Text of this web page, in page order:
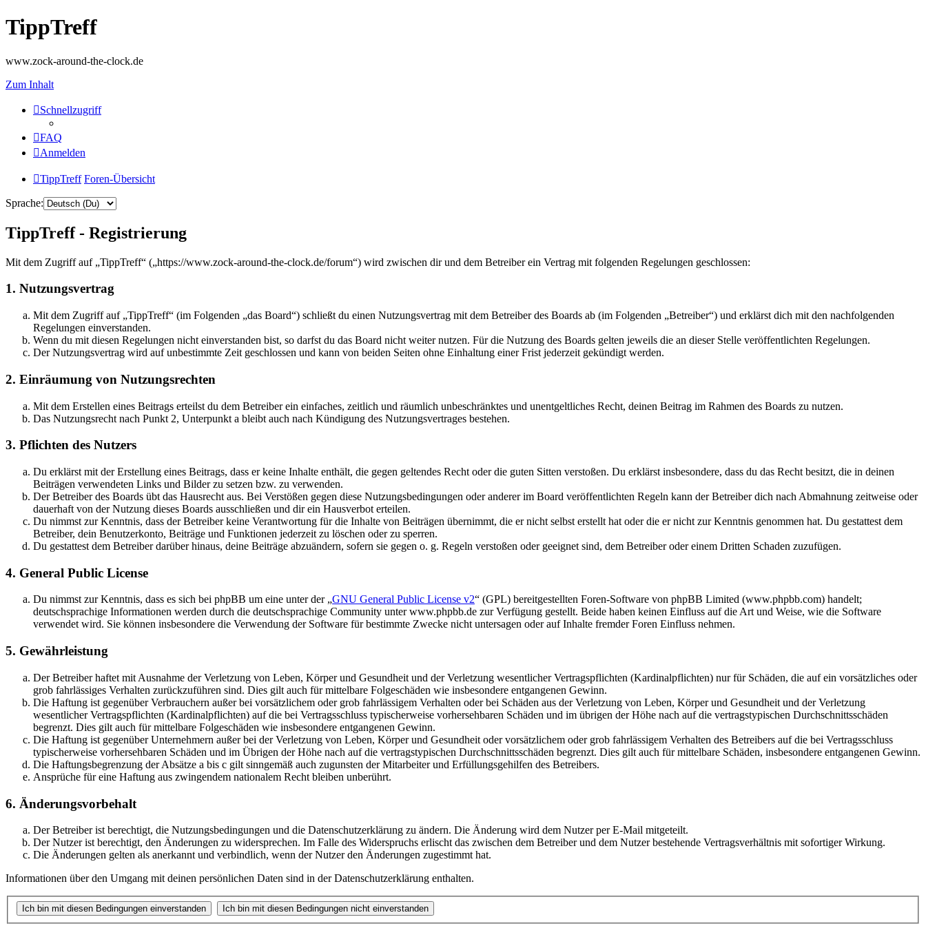
TippTreff
www.zock-around-the-clock.de
Zum Inhalt
Schnellzugriff
FAQ
Anmelden
TippTreff Foren-Übersicht
Sprache:
TippTreff - Registrierung
Mit dem Zugriff auf „TippTreff“ („https://www.zock-around-the-clock.de/forum“) wird zwischen dir und dem Betreiber ein Vertrag mit folgenden Regelungen geschlossen:
1. Nutzungsvertrag
Mit dem Zugriff auf „TippTreff“ (im Folgenden „das Board“) schließt du einen Nutzungsvertrag mit dem Betreiber des Boards ab (im Folgenden „Betreiber“) und erklärst dich mit den nachfolgenden
Regelungen einverstanden.
Wenn du mit diesen Regelungen nicht einverstanden bist, so darfst du das Board nicht weiter nutzen. Für die Nutzung des Boards gelten jeweils die an dieser Stelle veröffentlichten Regelungen.
Der Nutzungsvertrag wird auf unbestimmte Zeit geschlossen und kann von beiden Seiten ohne Einhaltung einer Frist jederzeit gekündigt werden.
2. Einräumung von Nutzungsrechten
Mit dem Erstellen eines Beitrags erteilst du dem Betreiber ein einfaches, zeitlich und räumlich unbeschränktes und unentgeltliches Recht, deinen Beitrag im Rahmen des Boards zu nutzen.
Das Nutzungsrecht nach Punkt 2, Unterpunkt a bleibt auch nach Kündigung des Nutzungsvertrages bestehen.
3. Pflichten des Nutzers
Du erklärst mit der Erstellung eines Beitrags, dass er keine Inhalte enthält, die gegen geltendes Recht oder die guten Sitten verstoßen. Du erklärst insbesondere, dass du das Recht besitzt, die in deinen
Beiträgen verwendeten Links und Bilder zu setzen bzw. zu verwenden.
Der Betreiber des Boards übt das Hausrecht aus. Bei Verstößen gegen diese Nutzungsbedingungen oder anderer im Board veröffentlichten Regeln kann der Betreiber dich nach Abmahnung zeitweise oder
dauerhaft von der Nutzung dieses Boards ausschließen und dir ein Hausverbot erteilen.
Du nimmst zur Kenntnis, dass der Betreiber keine Verantwortung für die Inhalte von Beiträgen übernimmt, die er nicht selbst erstellt hat oder die er nicht zur Kenntnis genommen hat. Du gestattest dem
Betreiber, dein Benutzerkonto, Beiträge und Funktionen jederzeit zu löschen oder zu sperren.
Du gestattest dem Betreiber darüber hinaus, deine Beiträge abzuändern, sofern sie gegen o. g. Regeln verstoßen oder geeignet sind, dem Betreiber oder einem Dritten Schaden zuzufügen.
4. General Public License
Du nimmst zur Kenntnis, dass es sich bei phpBB um eine unter der „GNU General Public License v2“ (GPL) bereitgestellten Foren-Software von phpBB Limited (www.phpbb.com) handelt;
deutschsprachige Informationen werden durch die deutschsprachige Community unter www.phpbb.de zur Verfügung gestellt. Beide haben keinen Einfluss auf die Art und Weise, wie die Software
verwendet wird. Sie können insbesondere die Verwendung der Software für bestimmte Zwecke nicht untersagen oder auf Inhalte fremder Foren Einfluss nehmen.
5. Gewährleistung
Der Betreiber haftet mit Ausnahme der Verletzung von Leben, Körper und Gesundheit und der Verletzung wesentlicher Vertragspflichten (Kardinalpflichten) nur für Schäden, die auf ein vorsätzliches oder
grob fahrlässiges Verhalten zurückzuführen sind. Dies gilt auch für mittelbare Folgeschäden wie insbesondere entgangenen Gewinn.
Die Haftung ist gegenüber Verbrauchern außer bei vorsätzlichem oder grob fahrlässigem Verhalten oder bei Schäden aus der Verletzung von Leben, Körper und Gesundheit und der Verletzung
wesentlicher Vertragspflichten (Kardinalpflichten) auf die bei Vertragsschluss typischerweise vorhersehbaren Schäden und im übrigen der Höhe nach auf die vertragstypischen Durchschnittsschäden
begrenzt. Dies gilt auch für mittelbare Folgeschäden wie insbesondere entgangenen Gewinn.
Die Haftung ist gegenüber Unternehmern außer bei der Verletzung von Leben, Körper und Gesundheit oder vorsätzlichem oder grob fahrlässigem Verhalten des Betreibers auf die bei Vertragsschluss
typischerweise vorhersehbaren Schäden und im Übrigen der Höhe nach auf die vertragstypischen Durchschnittsschäden begrenzt. Dies gilt auch für mittelbare Schäden, insbesondere entgangenen Gewinn.
Die Haftungsbegrenzung der Absätze a bis c gilt sinngemäß auch zugunsten der Mitarbeiter und Erfüllungsgehilfen des Betreibers.
Ansprüche für eine Haftung aus zwingendem nationalem Recht bleiben unberührt.
6. Änderungsvorbehalt
Der Betreiber ist berechtigt, die Nutzungsbedingungen und die Datenschutzerklärung zu ändern. Die Änderung wird dem Nutzer per E-Mail mitgeteilt.
Der Nutzer ist berechtigt, den Änderungen zu widersprechen. Im Falle des Widerspruchs erlischt das zwischen dem Betreiber und dem Nutzer bestehende Vertragsverhältnis mit sofortiger Wirkung.
Die Änderungen gelten als anerkannt und verbindlich, wenn der Nutzer den Änderungen zugestimmt hat.
Informationen über den Umgang mit deinen persönlichen Daten sind in der Datenschutzerklärung enthalten.